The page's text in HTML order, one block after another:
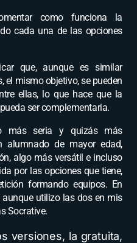
como funciona la
cada una de las opciones
que, aunque es similar
el mismo objetivo, se pueden
ellas, lo que hace que la
ser complementaria.
más seria y quizás más
alumnado de mayor edad,
algo más versátil e incluso
por las opciones que tiene,
formando equipos. En
utilizo las dos en mis
Socrative.
versiones, la gratuita,